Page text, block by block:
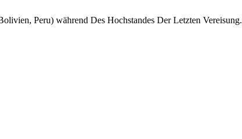
Peru) während Des Hochstandes Der Letzten Vereisung.